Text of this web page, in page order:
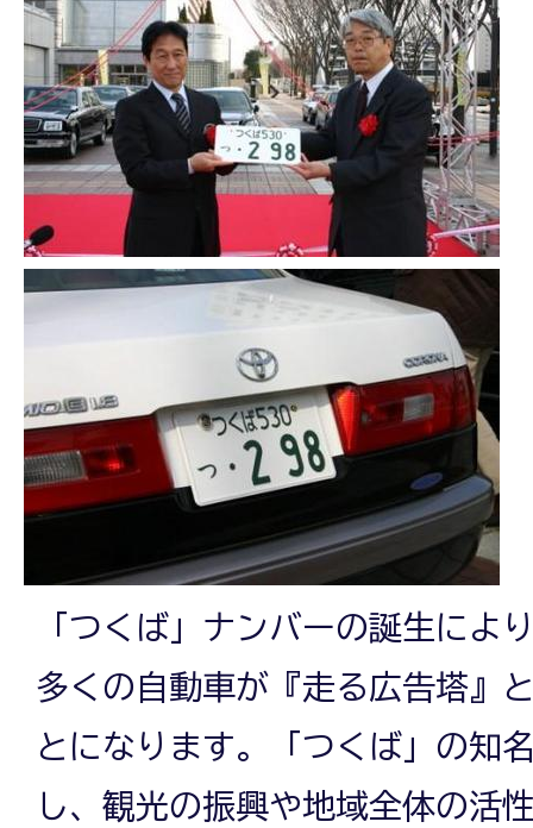
「つくば」ナンバーの誕生によ
多くの自動車が『走る広告塔』
とになります。「つくば」の知
し、観光の振興や地域全体の活